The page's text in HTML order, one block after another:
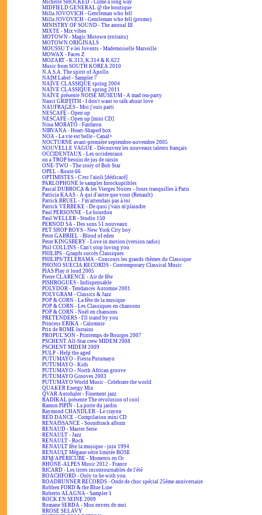
Michelle SHOCKED - Come a long way
MIDFIELD GENERAL @ the boutique
Milla JOVOVICH - Gentleman who fell
Milla JOVOVICH - Gentleman who fell (promo)
MINISTRY OF SOUND - The annual III
MIXTE - Mix vibes
MOTOWN - Magic Motown (extraits)
MOTOWN ORIGINALS
MOUSSU T e lei Jovents - Mademoiselle Marseille
MOWAX - Faces Z
MOZART - K.313, K.314 & K.622
Music from SOUTH KOREA 2010
N.A.S.A. The spirit of Apollo
NAIM Label - Sampler 7
NAÏVE CLASSIQUE spring 2004
NAÏVE CLASSIQUE spring 2011
NAÏVE présente NOISE MUSEUM - A mad tea-party
Nanci GRIFFITH - I don't want to talk about love
NAUFRAGÉS - Moi j'suis parti
NESCAFÉ - Open up
NESCAFÉ - Open up [mini CD]
Nina MORATO - Fanfaron
NIRVANA - Heart-Shaped box
NOA - La vie est belle - Canal+
NOCTURNE avant-première septembre-novembre 2005
NOUVELLE VAGUE - Découvrez les nouveaux talents français
OCCIDENTAUX - Les occidentaux
on a TROP besoin de jus de raisin
ONE-TWO - The story of Bob Star
OPEL - Route 66
OPTIMISTES - C'est l'aïoli [dédicacé]
PARLOPHONE le sampler Inrockuptibles
Pascal DUBROCA & les Vierges Noires - Jours tranquilles à Paris
Patricia KAAS - À qui d'autre que vous (Renault)
Patrick BRUEL - J'm'attendais pas à toi
Patrick VERBEKE - De quoi j'vais m'plaindre
Paul PERSONNE - Le bourdon
Paul WELLER - Studio 150
PERNOD SA - Des sons 51 nouveaux
PET SHOP BOYS - New York City boy
Peter GABRIEL - Blood of eden
Peter KINGSBERY - Love in motion (version radio)
Phil COLLINS - Can't stop loving you
PHILIPS - Grands succès Classiques
PHILIPS/TÉLÉRAMA - Concours les grands thèmes du Classique
PHONO SUECIA RECORDS - Contemporary Classical Music
PIAS Play it loud 2005
Pierre CLARENCE - Air de fête
PISHROGUES - Indispensable
POLYDOR - Tendances Automne 2001
POLYGRAM - Classics & Jazz
POP & CORN - La fête de la musique
POP & CORN - Les Classiques en chansons
POP & CORN - Noël en chansons
PRETENDERS - I'll stand by you
Princess ERIKA - Calomnie
Prix de ROME lorrains
PROPUL'SON - Printemps de Bourges 2007
PSCHENT All-Star crew MIDEM 2008
PSCHENT MIDEM 2009
PULP - Help the aged
PUTUMAYO - Fiesta Putumayo
PUTUMAYO - Kids
PUTUMAYO - North African groove
PUTUMAYO Grooves 2003
PUTUMAYO World Music - Celebrate the world
QUAKER Energy Mix
QVAR Autohaler - Finement jazz
RADIKAL présente The revolution of cool
Ramon PIPIN - La porte du jardin
Raymond CHANDLER - Le crayon
RED DANCE - Compilation mini CD
RENAISSANCE - Soundtrack album
RENAUD - Master Serie
RENAULT - Jazz
RENAULT - Rock
RENAULT fête la musique - juin 1994
RENAULT Mégane série limitée BOSE
RFM/APÉRICUBE - Moments en Or
RHÔNE-ALPES Music 2012 - France
RICARD - Les titres incontournables de l'été
ROACHFORD - Only to be with you
ROADRUNNER RECORDS - Onde de choc spécial 25ème anniversaire
Robben FORD & the Blue Line
Roberto ALAGNA - Sampler 1
ROCK EN SEINE 2009
Romane SERDA - Mon envers de moi
RROSE SELAVY